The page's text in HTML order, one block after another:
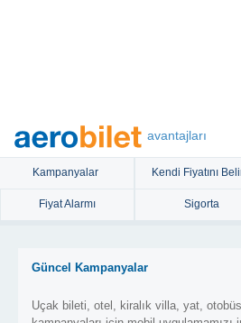
avantajları
Kampanyalar Kendi Fiyatını
Fiyat Alarmı Sigorta
Güncel Kampanyalar
Uçak bileti, otel, kiralık villa, yat,